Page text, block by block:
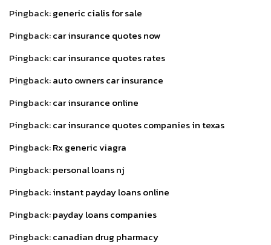
Pingback:generic cialis for sale
Pingback:car insurance quotes now
Pingback:car insurance quotes rates
Pingback:auto owners car insurance
Pingback:car insurance online
Pingback:car insurance quotes companies in texas
Pingback:Rx generic viagra
Pingback:personal loans nj
Pingback:instant payday loans online
Pingback:payday loans companies
Pingback:canadian drug pharmacy